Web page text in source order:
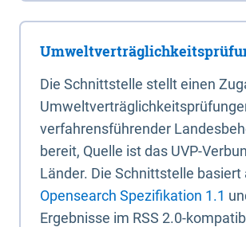
Die Schnittstelle stellt einen
verfahrensführender
bereit, Quelle ist das UVP-
Länder. Die Schnittstelle basiert
Opensearch Spezifikation 1.1
Ergebnisse im RSS 2.0-